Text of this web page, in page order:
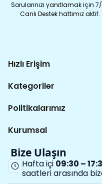
Sorularınızı yanıtlamak için
Canlı Destek hattımız aktif.
Hızlı Erişim
Kategoriler
Politikalarımız
Kurumsal
Bize Ulaşın
Hafta içi 09:30 –
saatleri arasında